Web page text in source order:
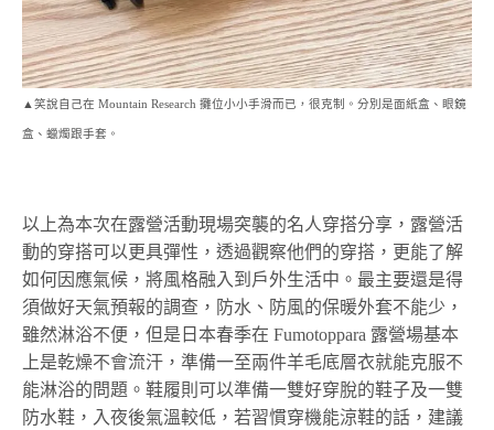
▲笑說自己在 Mountain Research 攤位小小手滑而已，很克制。分別是面紙盒、眼鏡
盒、蠟燭跟手套。
以上為本次在露營活動現場突襲的名人穿搭分享，露營活
動的穿搭可以更具彈性，透過觀察他們的穿搭，更能了解
如何因應氣候，將風格融入到戶外生活中。最主要還是得
須做好天氣預報的調查，防水、防風的保暖外套不能少，
雖然淋浴不便，但是日本春季在 Fumotoppara 露營場基本
上是乾燥不會流汗，準備一至兩件羊毛底層衣就能克服不
能淋浴的問題。鞋履則可以準備一雙好穿脫的鞋子及一雙
防水鞋，入夜後氣溫較低，若習慣穿機能涼鞋的話，建議